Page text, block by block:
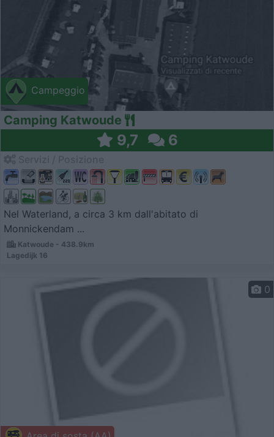
Campeggio
Camping Katwoude
9,7 6
Nel Waterland, a circa 3 km dall'abitato di
Monnickendam ...
Katwoude - 438.9km
Lagedijk 16
0